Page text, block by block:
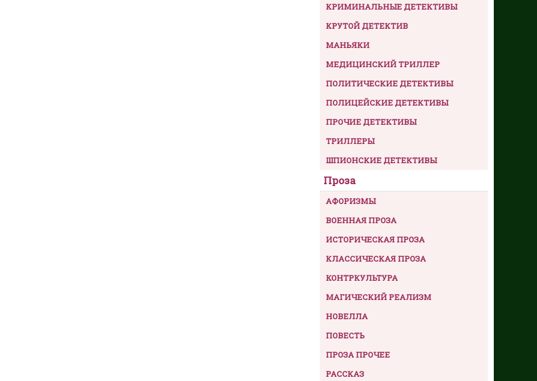
КРИМИНАЛЬНЫЕ ДЕТЕКТИВЫ
КРУТОЙ ДЕТЕКТИВ
МАНЬЯКИ
МЕДИЦИНСКИЙ ТРИЛЛЕР
ПОЛИТИЧЕСКИЕ ДЕТЕКТИВЫ
ПОЛИЦЕЙСКИЕ ДЕТЕКТИВЫ
ПРОЧИЕ ДЕТЕКТИВЫ
ТРИЛЛЕРЫ
ШПИОНСКИЕ ДЕТЕКТИВЫ
Проза
АФОРИЗМЫ
ВОЕННАЯ ПРОЗА
ИСТОРИЧЕСКАЯ ПРОЗА
КЛАССИЧЕСКАЯ ПРОЗА
КОНТРКУЛЬТУРА
МАГИЧЕСКИЙ РЕАЛИЗМ
НОВЕЛЛА
ПОВЕСТЬ
ПРОЗА ПРОЧЕЕ
РАССКАЗ